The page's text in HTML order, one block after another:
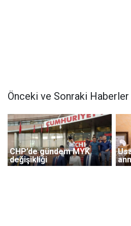
Önceki ve Sonraki Haberler
CHP’de gündem MYK
değişikliği